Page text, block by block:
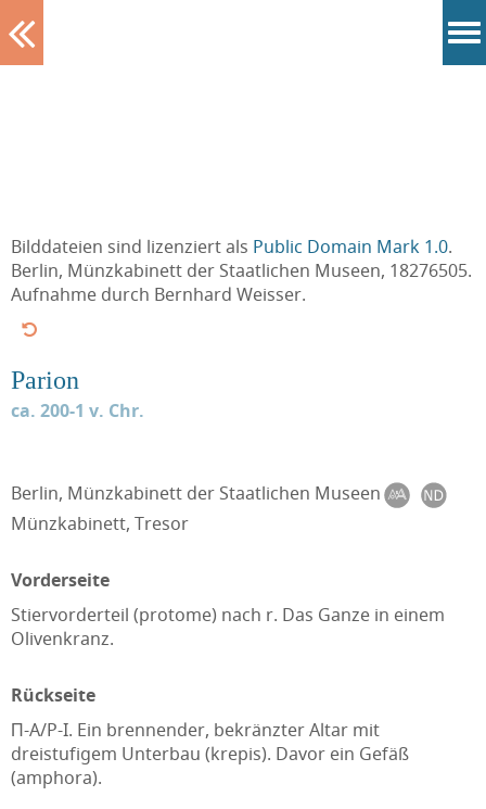
Bilddateien sind lizenziert als Public Domain Mark 1.0.
Berlin, Münzkabinett der Staatlichen Museen, 18276505.
Aufnahme durch Bernhard Weisser.
Parion
ca. 200-1 v. Chr.
Berlin, Münzkabinett der Staatlichen Museen
Münzkabinett, Tresor
Vorderseite
Stiervorderteil (protome) nach r. Das Ganze in einem
Olivenkranz.
Rückseite
Π-A/P-I. Ein brennender, bekränzter Altar mit
dreistufigem Unterbau (krepis). Davor ein Gefäß
(amphora).